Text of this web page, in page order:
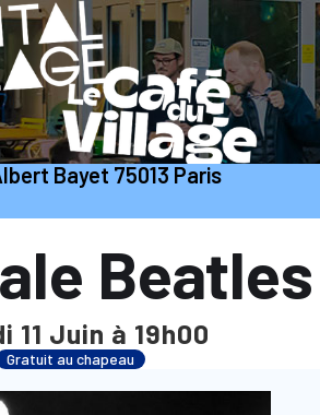
Bayet 75013 Paris
Beatles
11 Juin à 19h00
Gratuit au chapeau